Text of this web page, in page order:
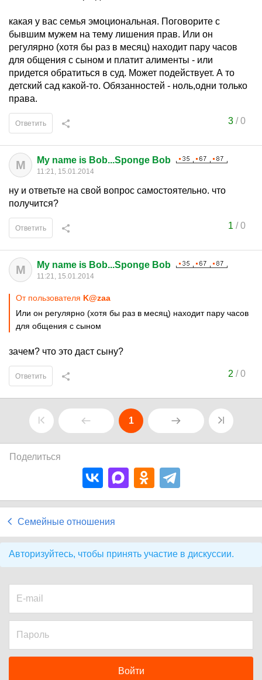
какая у вас семья эмоциональная. Поговорите с
бывшим мужем на тему лишения прав. Или он
регулярно (хотя бы раз в месяц) находит пару часов
для общения с сыном и платит алименты - или
придется обратиться в суд. Может подействует. А то
детский сад какой-то. Обязанностей - ноль,одни только
права.
3/0
Ответить
M My name is Bob...Sponge Bob
11:21, 15.01.2014
ну и ответьте на свой вопрос самостоятельно. что
получится?
1 /0
Ответить
M My name is Bob...Sponge Bob
11:21, 15.01.2014
От пользователя K@zaa
Или он регулярно (хотя бы раз в месяц) находит пару часов
для общения с сыном
зачем? что это даст сыну?
2 /0
Ответить
1
Поделиться
Семейные отношения
Авторизуйтесь, чтобы принять участие в дискуссии.
Войти